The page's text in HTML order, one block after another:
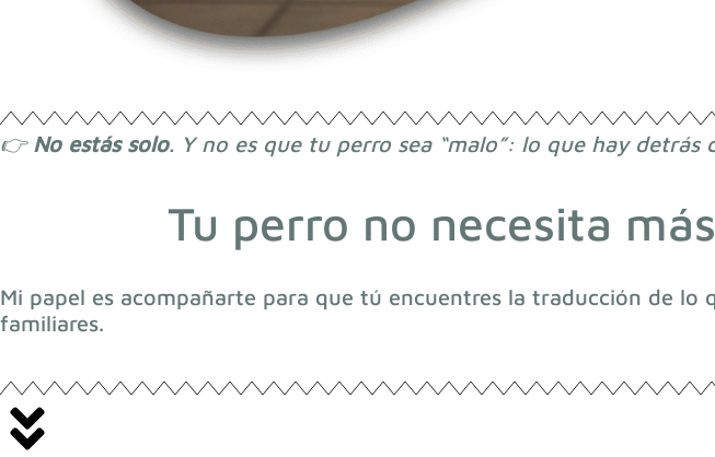
👉 No estás solo. Y no es que tu perro sea “malo”: lo que hay detrás
Tu perro no necesita
Mi papel es acompañarte para que tú encuentres la traducción de lo
familiares.